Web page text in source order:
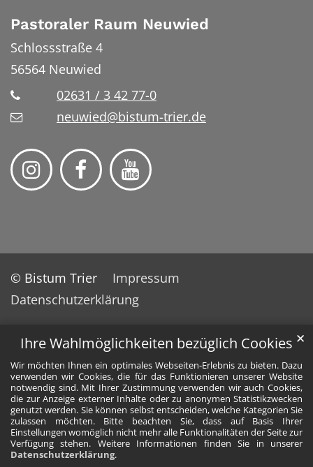
Ihre Wahlmöglichkeiten bezüglich Cookies
Wir möchten Ihnen ein optimales Webseiten-Erlebnis zu bieten. Dazu
verwenden wir Cookies, die für das Funktionieren unserer Website
notwendig sind. Mit Ihrer Zustimmung verwenden wir auch Cookies,
die zur Anzeige externer Inhalte oder zu anonymen Statistikzwecken
genutzt werden. Sie können selbst entscheiden, welche Kategorien Sie
zulassen möchten. Bitte beachten Sie, dass auf Basis Ihrer
Einstellungen womöglich nicht mehr alle Funktionalitäten der Seite zur
Verfügung stehen. Weitere Informationen finden Sie in unserer
Datenschutzerklärung.
✕
Pastoraler Raum Neuwied
Schlossstraße 4
56564 Neuwied
02631 / 3 42 77-0
neuwied@bistum-trier.de
© Bistum Trier
Impressum
Datenschutzerklärung